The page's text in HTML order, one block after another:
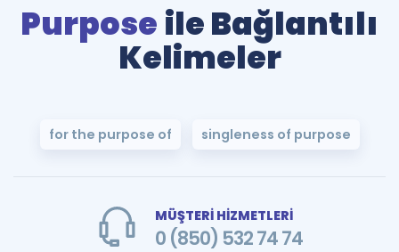
Purpose ile Bağlantılı
Kelimeler
for the purpose of singleness of purpose
MÜŞTERİ HİZMETLERİ
0 (850) 532 74 74